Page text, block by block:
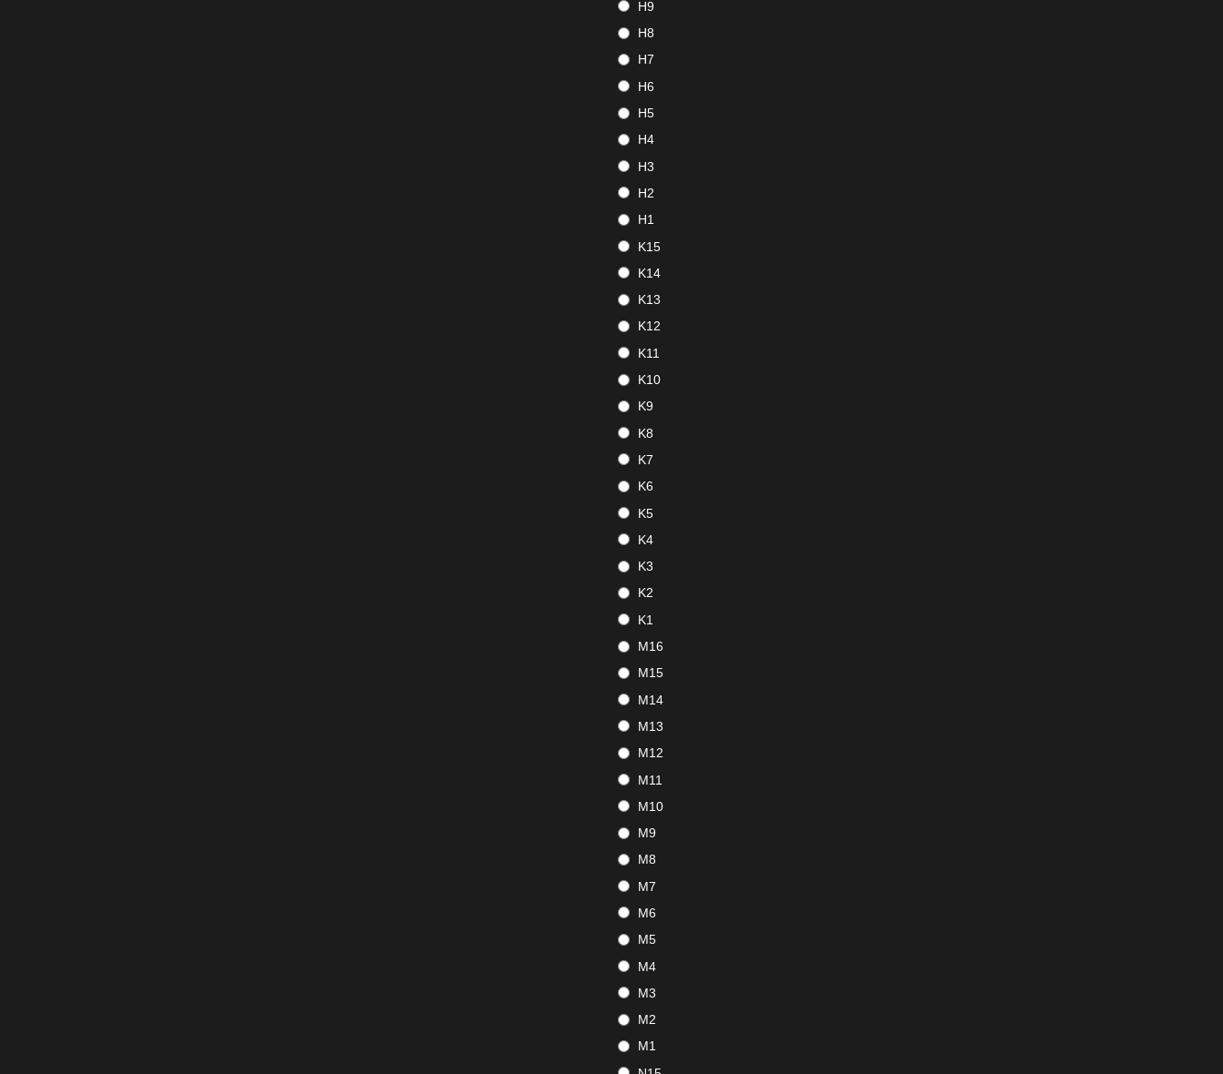
H9
H8
H7
H6
H5
H4
H3
H2
H1
K15
K14
K13
K12
K11
K10
K9
K8
K7
K6
K5
K4
K3
K2
K1
M16
M15
M14
M13
M12
M11
M10
M9
M8
M7
M6
M5
M4
M3
M2
M1